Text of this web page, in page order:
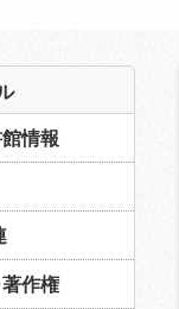
情報
作権